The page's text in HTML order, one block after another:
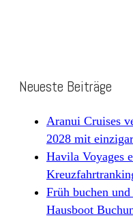
Neueste Beiträge
Aranui Cruises
2028 mit
Havila Voyages
Früh buchen
Hausboot